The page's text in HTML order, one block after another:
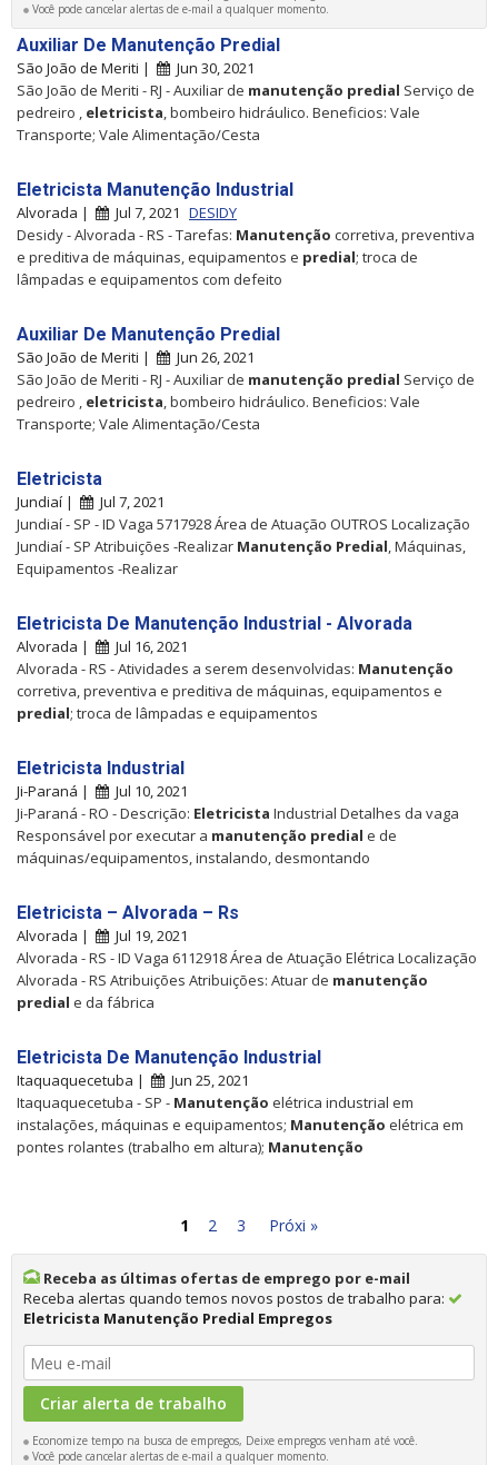
Você pode cancelar alertas de e-mail a qualquer momento.
Auxiliar De Manutenção Predial
São João de Meriti |
Jun 30, 2021
São João de Meriti - RJ - Auxiliar de manutenção predial Serviço de
pedreiro , eletricista , bombeiro hidráulico. Beneficios: Vale
Transporte; Vale Alimentação/Cesta
Eletricista Manutenção Industrial
Alvorada | Jul 7, 2021 DESIDY
Desidy - Alvorada - RS - Tarefas: Manutenção corretiva, preventiva
e preditiva de máquinas, equipamentos e predial; troca de
lâmpadas e equipamentos com defeito
Auxiliar De Manutenção Predial
São João de Meriti |
Jun 26, 2021
São João de Meriti - RJ - Auxiliar de manutenção predial Serviço de
pedreiro , eletricista , bombeiro hidráulico. Beneficios: Vale
Transporte; Vale Alimentação/Cesta
Eletricista
Jundiaí |
Jul 7, 2021
Jundiaí - SP - ID Vaga 5717928 Área de Atuação OUTROS Localização
Jundiaí - SP Atribuições -Realizar Manutenção Predial , Máquinas,
Equipamentos -Realizar
Eletricista De Manutenção Industrial - Alvorada
Alvorada |
Jul 16, 2021
Alvorada - RS - Atividades a serem desenvolvidas: Manutenção
corretiva, preventiva e preditiva de máquinas, equipamentos e
predial; troca de lâmpadas e equipamentos
Eletricista Industrial
Ji-Paraná |
Jul 10, 2021
Ji-Paraná - RO - Descrição: Eletricista Industrial Detalhes da vaga
Responsável por executar a manutenção predial e de
máquinas/equipamentos, instalando, desmontando
Eletricista – Alvorada – Rs
Alvorada |
Jul 19, 2021
Alvorada - RS - ID Vaga 6112918 Área de Atuação Elétrica Localização
Alvorada - RS Atribuições Atribuições: Atuar de manutenção
predial e da fábrica
Eletricista De Manutenção Industrial
Itaquaquecetuba |
Jun 25, 2021
Itaquaquecetuba - SP - Manutenção elétrica industrial em
instalações, máquinas e equipamentos; Manutenção elétrica em
pontes rolantes (trabalho em altura); Manutenção
1 2 3 Próxi »
Receba as últimas ofertas de emprego por e-mail
Receba alertas quando temos novos postos de trabalho para:
Eletricista Manutenção Predial Empregos
Economize tempo na busca de empregos, Deixe empregos venham até você.
Você pode cancelar alertas de e-mail a qualquer momento.